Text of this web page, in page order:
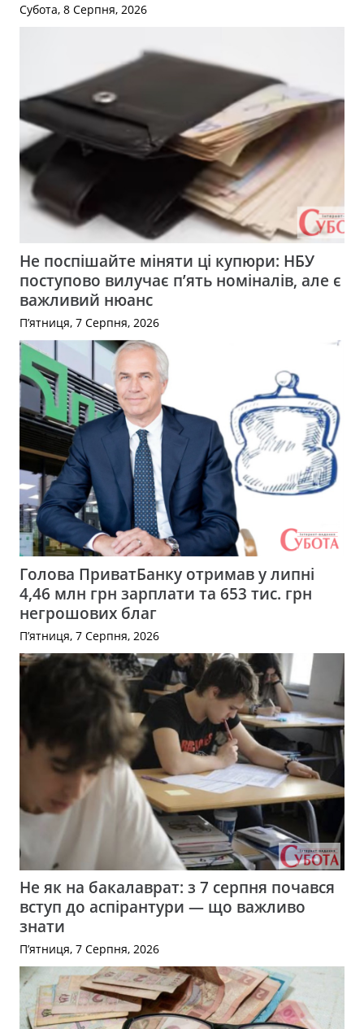
Субота, 8 Серпня, 2026
Не поспішайте міняти ці купюри: НБУ
поступово вилучає п’ять номіналів, але є
важливий нюанс
П’ятниця, 7 Серпня, 2026
Голова ПриватБанку отримав у липні
4,46 млн грн зарплати та 653 тис. грн
негрошових благ
П’ятниця, 7 Серпня, 2026
Не як на бакалаврат: з 7 серпня почався
вступ до аспірантури — що важливо
знати
П’ятниця, 7 Серпня, 2026